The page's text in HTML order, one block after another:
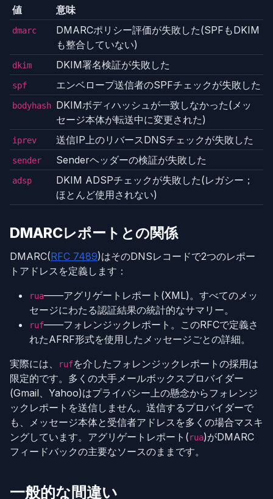
値 意味
dmarc
DMARCポリシー評価が失敗した(SPFもDKIM
も整合していない)
dkim DKIM署名検証が失敗した
spf エンベロープ送信者のSPFチェックが失敗した
bodyhash DKIMボディハッシュが一致しなかった(メッ
セージ本体が転送中に変更された)
iprev 送信IP上のリバースDNSチェックが失敗した
sender Senderヘッダーの検証が失敗した
adsp
DKIM ADSPチェックが失敗した(レガシー；
ほとんど使用されない)
DMARCレポートとの関係
DMARC(RFC 7489)はそのDNSレコードで2つのレポー
トアドレスを定義します：
rua——アグリゲートレポート(XML)。すべてのメッ
セージにわたる認証結果の統計的なサマリー。
ruf——フォレンジックレポート。このRFCで定義さ
れたAFRF形式を使用したメッセージごとの詳細。
実際には、
rufを介したフォレンジックレポートの採用は
限定的です。多くの大手メールボックスプロバイダー
(Gmail、Yahoo)はプライバシー上の懸念からフォレンジ
ックレポートを送信しません。送信するプロバイダーで
も、メッセージ本体と受信者アドレスを多くの場合マスキ
ングしています。アグリゲートレポート(rua)がDMARC
フィードバックの主要なソースのままです。
一般的な間違い